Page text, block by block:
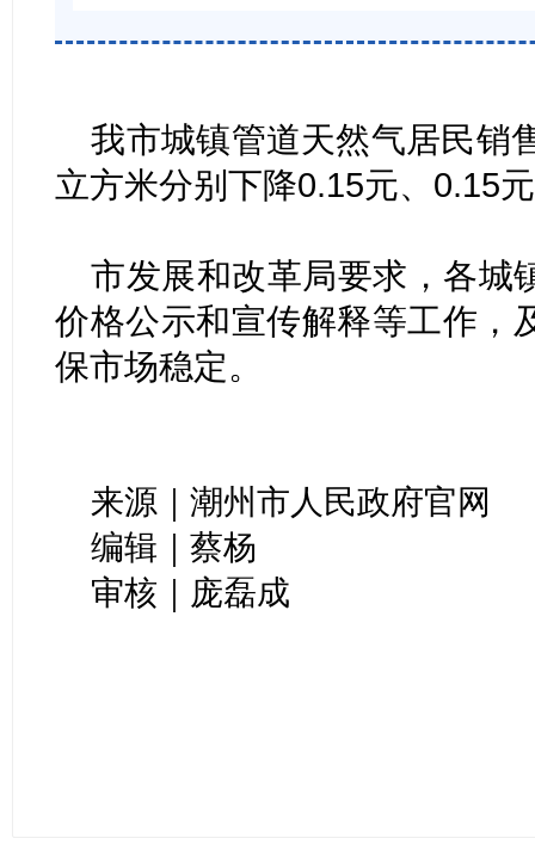
我市城镇管道天然气居民销
立方米分别下降0.15元、0.15
市发展和改革局要求，各城
价格公示和宣传解释等工作，
保市场稳定。
来源｜潮州市人民政府官网
编辑｜蔡杨
审核｜庞磊成